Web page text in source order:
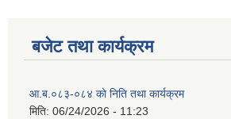
बजेट तथा कार्यक्रम
आ.ब.०८३-०८४ काे निति तथा कार्यक्रम
मिति: 06/24/2026 - 11:23